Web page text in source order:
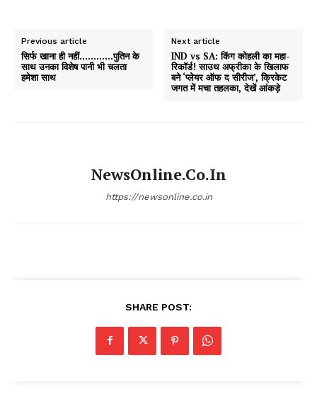
Previous article
सिर्फ खाना ही नहीं…………पुतिन के
साथ उनका विशेष पानी भी चलता
हमेशा साथ
Next article
IND vs SA: किंग कोहली का महा-
रिकॉर्ड! साउथ अफ्रीका के खिलाफ
बने ‘प्लेयर ऑफ द सीरीज’, क्रिकेट
जगत में मचा तहलका, देखें आंकड़े
NewsOnline.co.in
https://newsonline.co.in
SHARE POST: